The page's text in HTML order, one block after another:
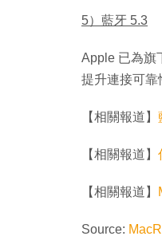
5）藍牙 5.3
Apple 已為旗
提升連接可靠
【相關報道】
【相關報道】
【相關報道】
Source: